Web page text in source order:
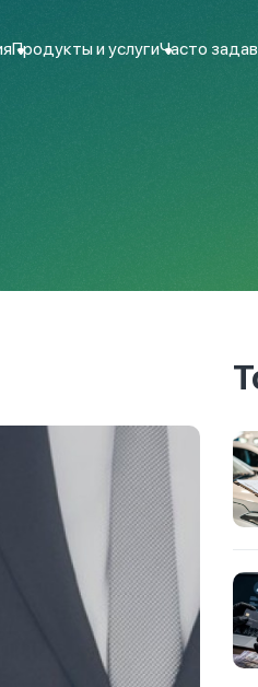
Продукты и услугиЧасто